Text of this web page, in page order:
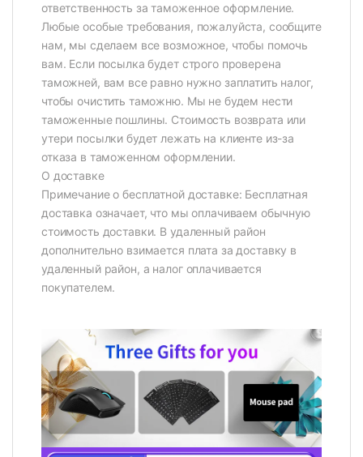
ответственность за таможенное оформление.
Любые особые требования, пожалуйста, сообщите
нам, мы сделаем все возможное, чтобы помочь
вам. Если посылка будет строго проверена
таможней, вам все равно нужно заплатить налог,
чтобы очистить таможню. Мы не будем нести
таможенные пошлины. Стоимость возврата или
утери посылки будет лежать на клиенте из-за
отказа в таможенном оформлении.
О доставке
Примечание о бесплатной доставке: Бесплатная
доставка означает, что мы оплачиваем обычную
стоимость доставки. В удаленный район
дополнительно взимается плата за доставку в
удаленный район, а налог оплачивается
покупателем.